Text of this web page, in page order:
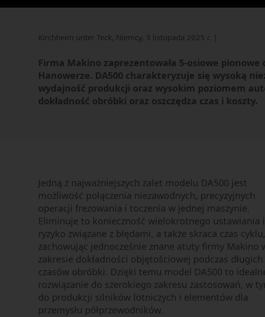
obróbcze
Obróbka elektroerozyjna
Elektroerozyjne wiercenie
otworów
Centra obróbki grafitu
Kirchheim unter Teck, Niemcy, 3 listopada 2025 r. |
Firma Makino zaprezentowała 5-osiowe
Hanowerze. DA500 charakteryzuje się wysoką
wydajność produkcji oraz wysokim poziomem
dokładność obróbki oraz oszczędza czas i koszty.
Jedną z najważniejszych zalet modelu DA500 jest
możliwość połączenia niezawodnych, precyzyjnych
operacji frezowania i toczenia w jednej maszynie.
Eliminuje to konieczność wielokrotnego ustawiania i
ryzyko związane z błędami, a także skraca czas cyklu,
zachowując jednocześnie znane atuty firmy Makino
zakresie dokładności objętościowej podczas długich
czasów obróbki. Dzięki temu model DA500 to
rozwiązanie do szerokiego zakresu zastosowań, w
do produkcji silników lotniczych i elementów dla
przemysłu półprzewodników.